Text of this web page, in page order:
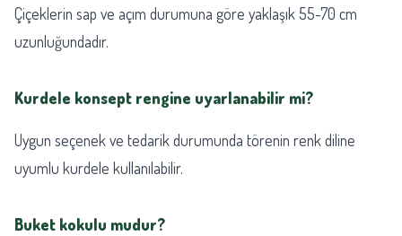
Çiçeklerin sap ve açım durumuna göre yaklaşık 55-70 cm
uzunluğundadır.
Kurdele konsept rengine uyarlanabilir mi?
Uygun seçenek ve tedarik durumunda törenin renk diline
uyumlu kurdele kullanılabilir.
Buket kokulu mudur?